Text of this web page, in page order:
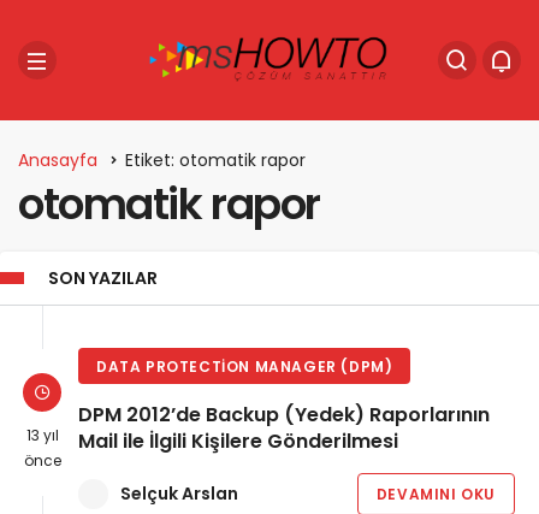
Anasayfa Etiket: otomatik rapor
otomatik rapor
SON YAZILAR
13 yıl
önce
DATA PROTECTION MANAGER (DPM)
DPM 2012’de Backup (Yedek) Raporlarının
Mail ile İlgili Kişilere Gönderilmesi
Selçuk Arslan DEVAMINI OKU